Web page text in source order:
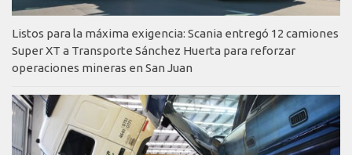
Listos para la máxima exigencia: Scania entregó 12 camiones
Super XT a Transporte Sánchez Huerta para reforzar
operaciones mineras en San Juan